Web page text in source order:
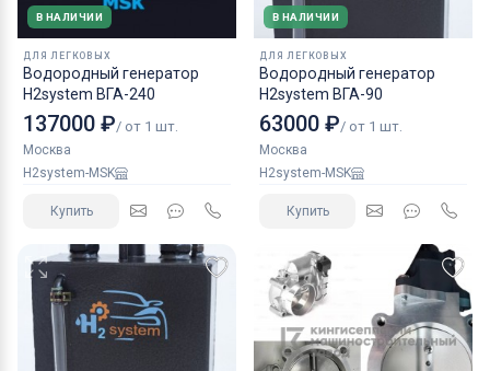
В НАЛИЧИИ
ДЛЯ ЛЕГКОВЫХ
Водородный генератор
H2system ВГА-240
137000 ₽/ от 1 шт.
Москва
H2system-MSK
Купить
В НАЛИЧИИ
ДЛЯ ЛЕГКОВЫХ
Водородный генератор
H2system ВГА-90
63000 ₽/ от 1 шт.
Москва
H2system-MSK
Купить